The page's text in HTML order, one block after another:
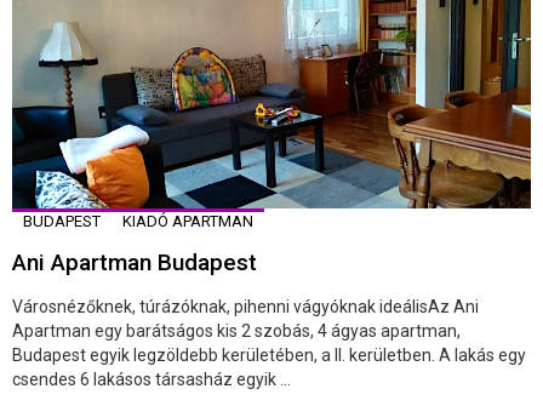
BUDAPEST KIADÓ APARTMAN
Ani Apartman Budapest
Városnézőknek, túrázóknak, pihenni vágyóknak ideálisAz Ani
Apartman egy barátságos kis 2 szobás, 4 ágyas apartman,
Budapest egyik legzöldebb kerületében, a II. kerületben. A lakás egy
csendes 6 lakásos társasház egyik ...